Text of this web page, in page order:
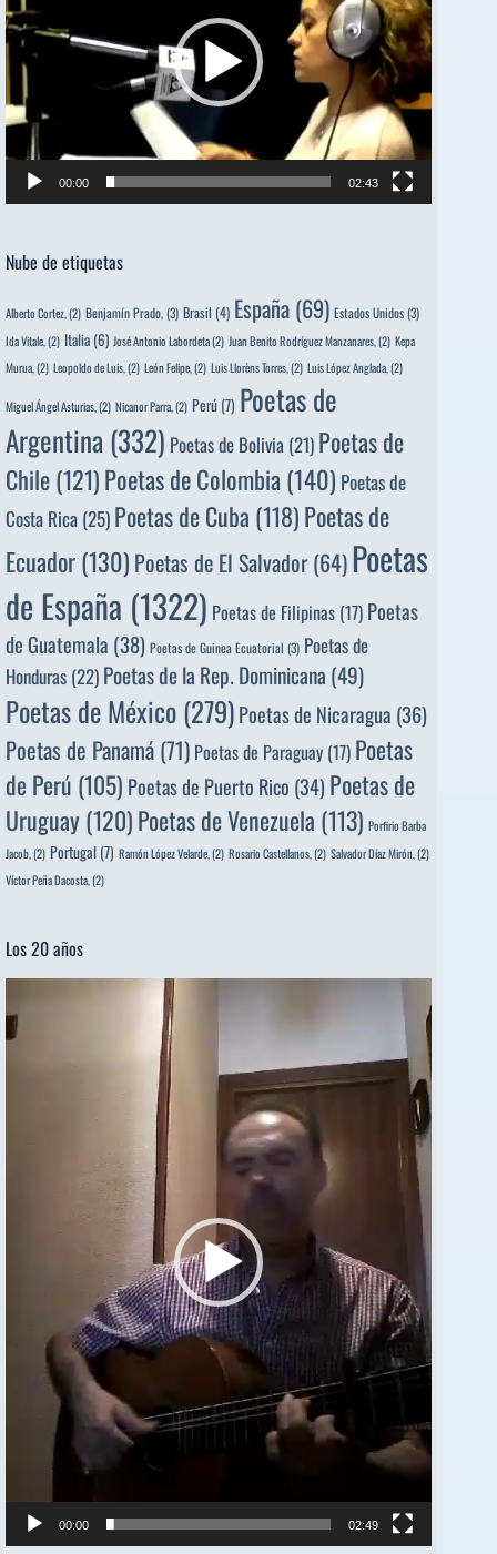
00:00 02:43
Nube de etiquetas
Alberto Cortez, (2) Benjamín Prado,(3) Brasil (4) España (69) Estados Unidos(3)
Ida Vitale, (2) Italia (6) José Antonio Labordeta(2) Juan Benito Rodríguez Manzanares, (2) Kepa
Murua, (2) Leopoldo de Luis, (2) León Felipe, (2) Luis Llorèns Torres, (2) Luis López Anglada, (2)
Miguel Ángel Asturias, (2) Nicanor Parra, (2) Perú (7) Poetas de
Argentina (332) Poetas de Bolivia (21) Poetas de
Chile(121)Poetas de Colombia(140) Poetas de
Costa Rica(25)Poetas de Cuba (118)Poetas de
Ecuador(130) Poetas de El Salvador(64)Poetas
de España (1322) Poetas de Filipinas (17) Poetas
de Guatemala (38) Poetas de Guinea Ecuatorial (3) Poetas de
Honduras (22) Poetas de la Rep. Dominicana (49)
Poetas de México(279)Poetas de Nicaragua (36)
Poetas de Panamá (71) Poetas de Paraguay (17) Poetas
de Perú (105) Poetas de Puerto Rico (34) Poetas de
Uruguay(120)Poetas de Venezuela (113) Porfirio Barba
Jacob, (2) Portugal (7) Ramón López Velarde, (2) Rosario Castellanos, (2) Salvador Díaz Mirón, (2)
Víctor Peña Dacosta, (2)
Los 20 años
de
vídeo
00:00 02:49